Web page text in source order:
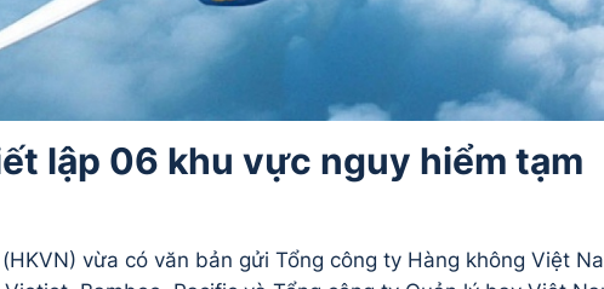
lập 06 khu vực nguy hiểm tạm
vừa có văn bản gửi Tổng công ty Hàng không Việt